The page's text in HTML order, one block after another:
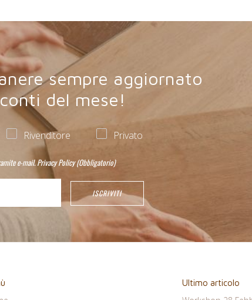
sempre aggiornato
del mese!
Rivenditore Privato
e-mail.Privacy Policy(Obbligatorio)
Ultimo articolo